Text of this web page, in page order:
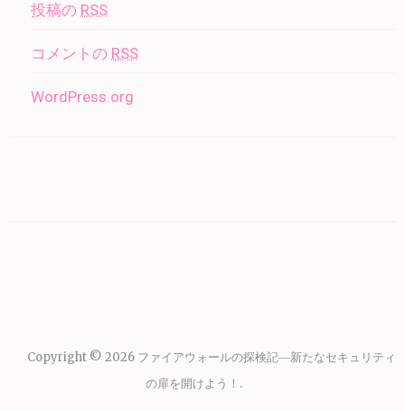
投稿の RSS
コメントの RSS
WordPress.org
Copyright © 2026 ファイアウォールの探検記―新たなセキュリティ
の扉を開けよう！ .